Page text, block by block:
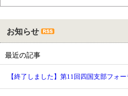
お知らせ
最近の記事
【終了しました】第11回四国支部フォ